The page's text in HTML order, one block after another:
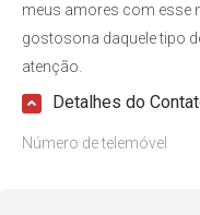
meus amores com esse
gostosona daquele tipo
atenção.
Detalhes do
Número de telemóvel